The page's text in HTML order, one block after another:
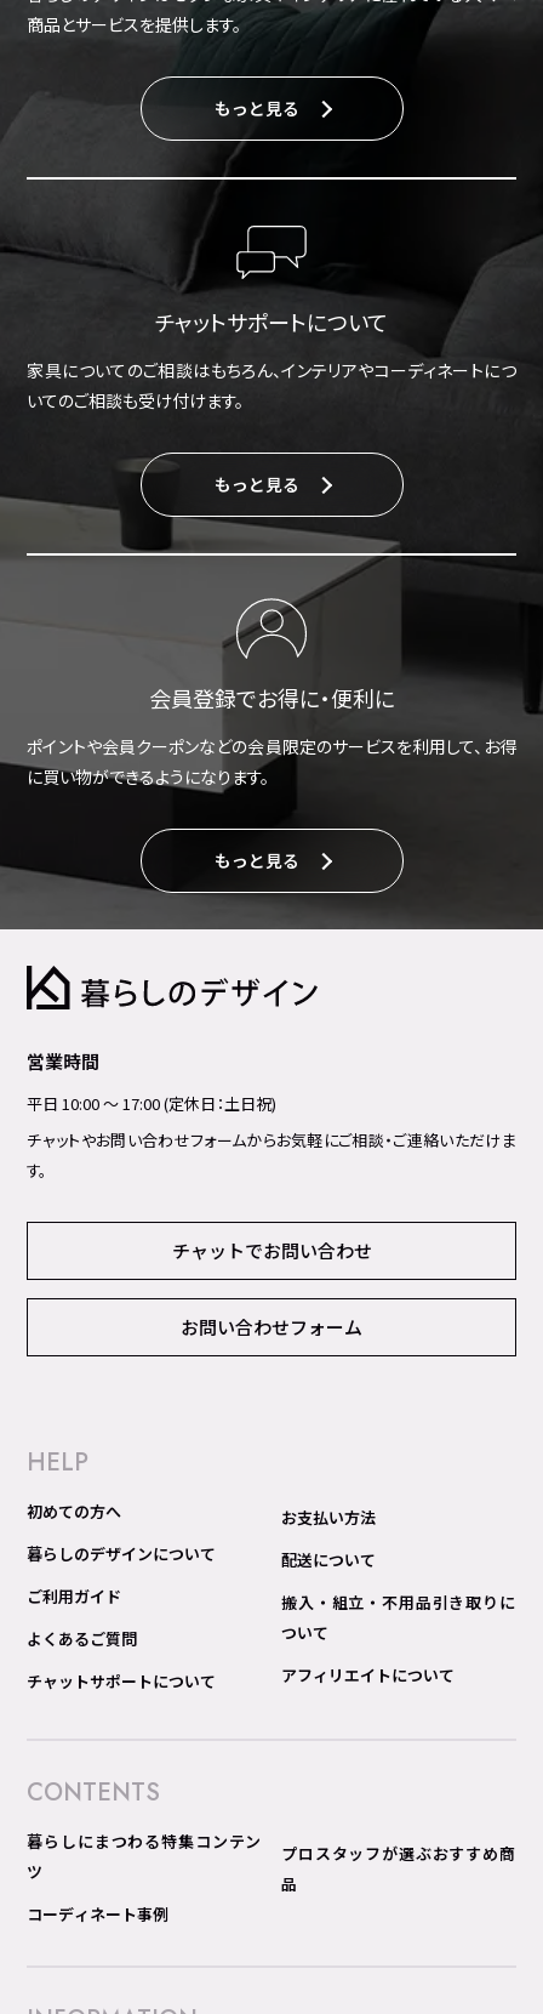
商品とサービスを提供します。
もっと見る
チャットサポートについて
家具についてのご相談はもちろん、インテリアやコーディネートにつ
いてのご相談も受け付けます。
もっと見る
会員登録でお得に・便利に
ポイントや会員クーポンなどの会員限定のサービスを利用して、お得
に買い物ができるようになります。
もっと見る
営業時間
平日 10:00 ～ 17:00 (定休日：土日祝)
チャットやお問い合わせフォームからお気軽にご相談・ご連絡いただけま
す。
チャットでお問い合わせ
お問い合わせフォーム
HELP
初めての方へ
暮らしのデザインについて
ご利用ガイド
よくあるご質問
チャットサポートについて
お支払い方法
配送について
搬入・組立・不用品引き取りに
ついて
アフィリエイトについて
CONTENTS
暮らしにまつわる特集コンテン
ツ
コーディネート事例
プロスタッフが選ぶおすすめ商
品